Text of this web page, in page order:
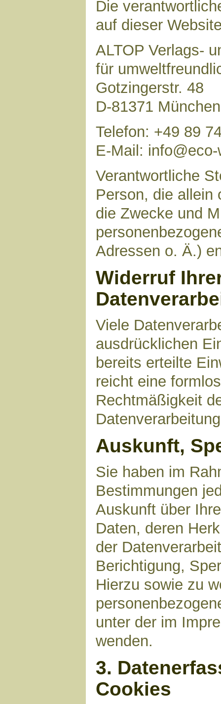
Die
auf dieser
ALTOP Verlags-
für
Gotzingerstr. 48
D-81371 München
Telefon: +49 89
E-Mail:
Verantwortliche
Person, die allein
die Zwecke und
Adressen o. Ä.)
Widerruf
Viele
ausdrücklichen
bereits erteilte
reicht eine
Rechtmäßigkeit
Auskunft,
Sie haben im
Bestimmungen
Auskunft über
Daten, deren
der
Berichtigung,
Hierzu sowie zu
unter der im
wenden.
3.
Cookies